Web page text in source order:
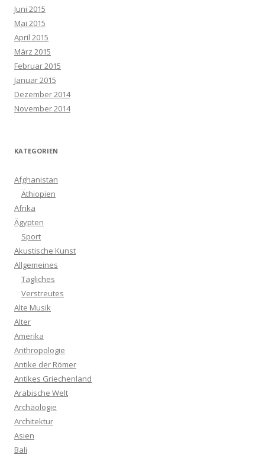
Juni 2015
Mai 2015
April 2015
März 2015
Februar 2015
Januar 2015
Dezember 2014
November 2014
KATEGORIEN
Afghanistan
Äthiopien
Afrika
Ägypten
Sport
Akustische Kunst
Allgemeines
Tägliches
Verstreutes
Alte Musik
Alter
Amerika
Anthropologie
Antike der Römer
Antikes Griechenland
Arabische Welt
Archäologie
Architektur
Asien
Bali